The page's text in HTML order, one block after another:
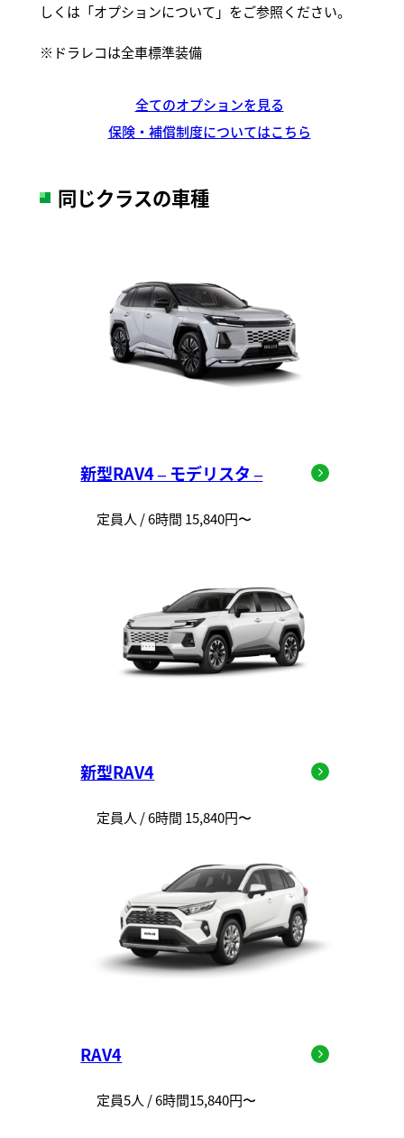
しくは「オプションについて」をご参照ください。
ドラレコは全車標準装備
全てのオプションを見る
保険・補償制度についてはこちら
同じクラスの車種
新型RAV4 – モデリスタ –
定員人 / 6時間 15,840円〜
新型RAV4
定員人 / 6時間 15,840円〜
RAV4
定員5人 / 6時間15,840円〜